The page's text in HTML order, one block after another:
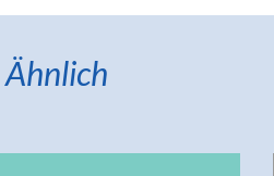
Ähnlich